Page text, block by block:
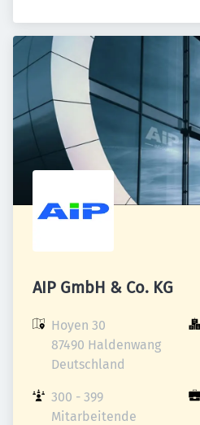
AIP GmbH & Co. KG
Hoyen 30
87490 Haldenwang
Deutschland
300 - 399
Mitarbeitende